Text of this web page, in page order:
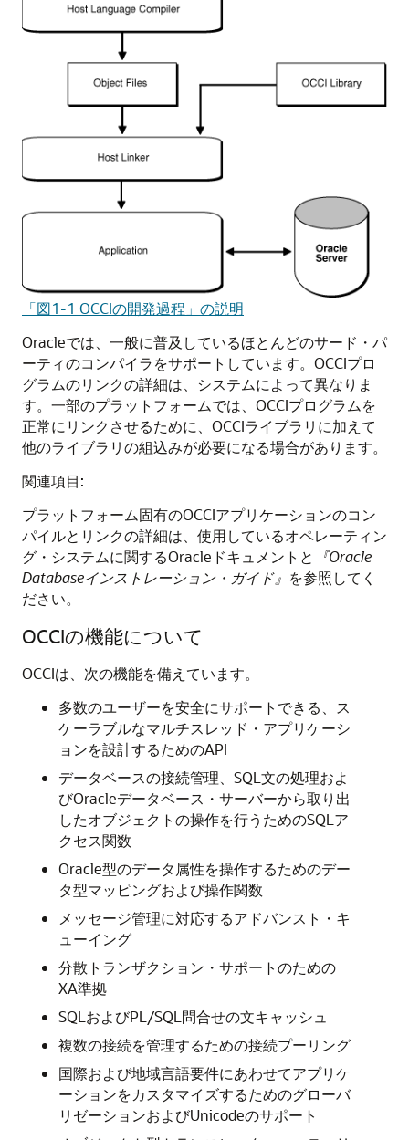
「図1-1 OCCIの開発過程」の説明
Oracleでは、一般に普及しているほとんどのサード・パ
ーティのコンパイラをサポートしています。OCCIプロ
グラムのリンクの詳細は、システムによって異なりま
す。一部のプラットフォームでは、OCCIプログラムを
正常にリンクさせるために、OCCIライブラリに加えて
他のライブラリの組込みが必要になる場合があります。
関連項目:
プラットフォーム固有のOCCIアプリケーションのコン
パイルとリンクの詳細は、使用しているオペレーティン
グ・システムに関するOracleドキュメントと
『Oracle
Databaseインストレーション・ガイド』 を参照してく
ださい。
OCCIの機能について
OCCIは、次の機能を備えています。
多数のユーザーを安全にサポートできる、ス
ケーラブルなマルチスレッド・アプリケーシ
ョンを設計するためのAPI
データベースの接続管理、SQL文の処理およ
びOracleデータベース・サーバーから取り出
したオブジェクトの操作を行うためのSQLア
クセス関数
Oracle型のデータ属性を操作するためのデー
タ型マッピングおよび操作関数
メッセージ管理に対応するアドバンスト・キ
ューイング
分散トランザクション・サポートのための
XA準拠
SQLおよびPL/SQL問合せの文キャッシュ
複数の接続を管理するための接続プーリング
国際および地域言語要件にあわせてアプリケ
ーションをカスタマイズするためのグローバ
リゼーションおよびUnicodeのサポート